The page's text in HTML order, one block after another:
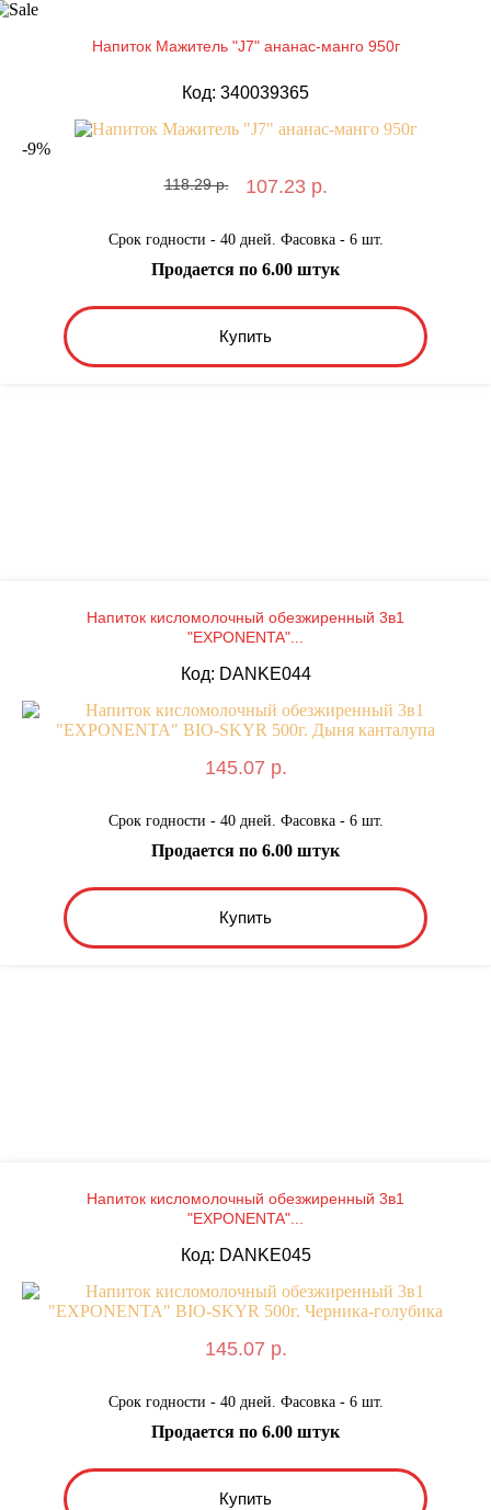
Напиток Мажитель "J7" ананас-манго 950г
Код: 340039365
-9%
118.29 р. 107.23 р.
Срок годности - 40 дней. Фасовка - 6 шт.
Купить
Продается по 6.00 штук
Напиток кисломолочный обезжиренный 3в1
"EXPONENTA"...
Код: DANKE044
145.07 р.
Срок годности - 40 дней. Фасовка - 6 шт.
Купить
Продается по 6.00 штук
Напиток кисломолочный обезжиренный 3в1
"EXPONENTA"...
Код: DANKE045
145.07 р.
Срок годности - 40 дней. Фасовка - 6 шт.
Купить
Продается по 6.00 штук